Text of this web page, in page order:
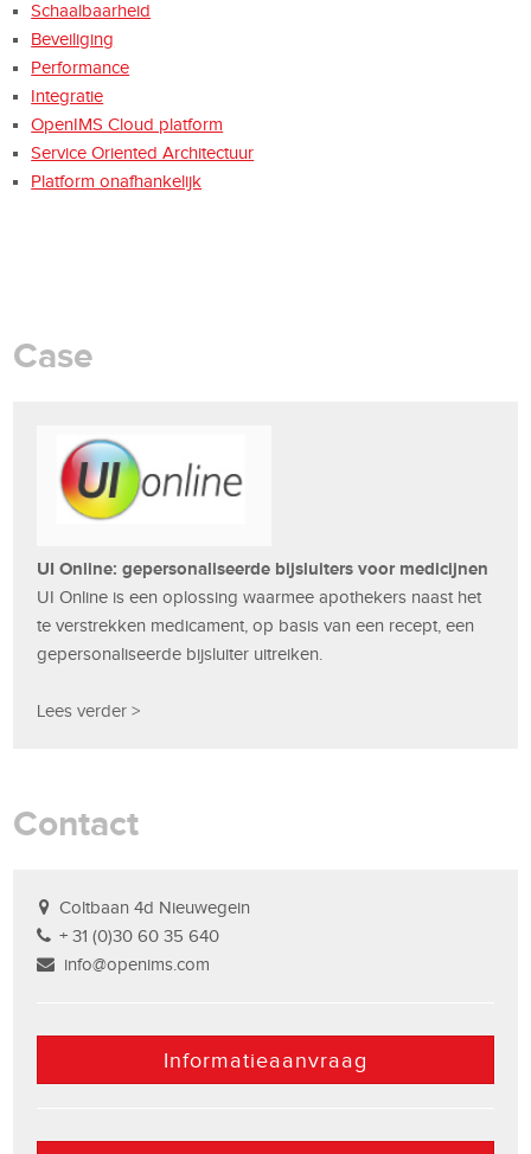
Schaalbaarheid
Beveiliging
Performance
Integratie
OpenIMS Cloud platform
Service Oriented Architectuur
Platform onafhankelijk
Case
UI Online: gepersonaliseerde bijsluiters voor medicijnen
UI Online is een oplossing waarmee apothekers naast het
te verstrekken medicament, op basis van een recept, een
gepersonaliseerde bijsluiter uitreiken.
Lees verder >
Contact
Coltbaan 4d Nieuwegein
+ 31 (0)30 60 35 640
info@openims.com
Informatieaanvraag